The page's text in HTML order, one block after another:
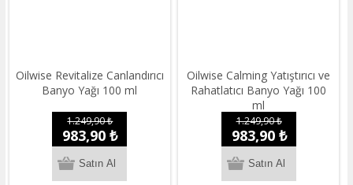
Oilwise Revitalize Canlandırıcı
Banyo Yağı 100 ml
1.249,90 ₺
983,90 ₺
Oilwise Calming Yatıştırıcı ve
Rahatlatıcı Banyo Yağı 100
ml
1.249,90 ₺
983,90 ₺